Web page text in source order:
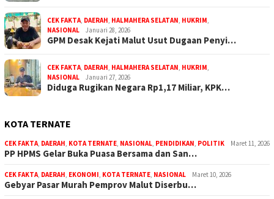
CEK FAKTA, DAERAH, HALMAHERA SELATAN, HUKRIM,
NASIONAL
Januari 28, 2026
GPM Desak Kejati Malut Usut Dugaan Penyi…
CEK FAKTA, DAERAH, HALMAHERA SELATAN, HUKRIM,
NASIONAL
Januari 27, 2026
Diduga Rugikan Negara Rp1,17 Miliar, KPK…
KOTA TERNATE
CEK FAKTA, DAERAH, KOTA TERNATE, NASIONAL, PENDIDIKAN, POLITIK Maret 11, 2026
PP HPMS Gelar Buka Puasa Bersama dan San…
CEK FAKTA, DAERAH, EKONOMI, KOTA TERNATE, NASIONAL Maret 10, 2026
Gebyar Pasar Murah Pemprov Malut Diserbu…